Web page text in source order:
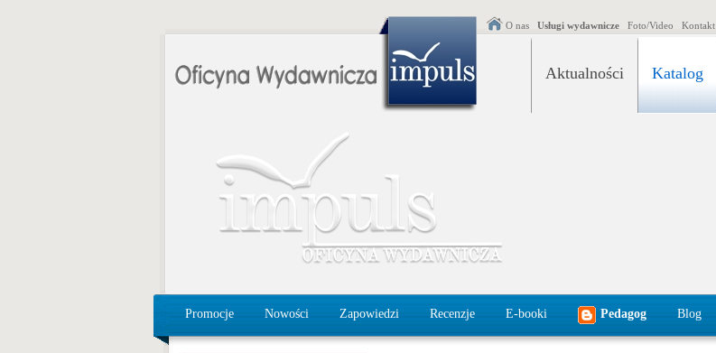
O nas Usługi wydawnicze Foto/Video Kontakt
Aktualności Katalog
Promocje Nowości Zapowiedzi Recenzje E-booki Pedagog Blog